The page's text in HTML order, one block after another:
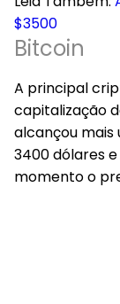
$3500
Bitcoin
A principal
capitalização
alcançou mais
3400 dólares
momento o